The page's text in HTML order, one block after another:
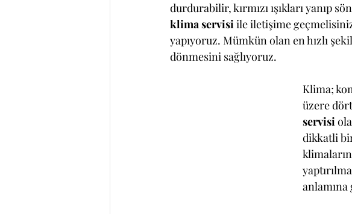
durdurabilir, kırmızı ışıkları yanıp
klima servisi ile iletişime
yapıyoruz. Mümkün olan en hızlı
dönmesini sağlıyoruz.
Klima;
üzere
servisi
dikkatli
anlamına